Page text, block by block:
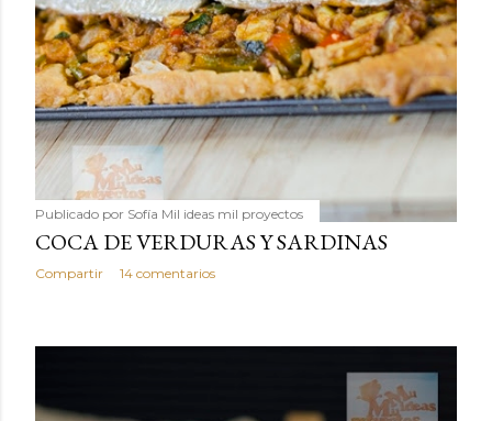
Publicado por Sofía Mil ideas mil proyectos
COCA DE VERDURAS Y SARDINAS
Compartir 14 comentarios